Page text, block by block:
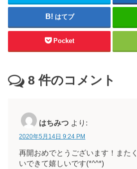
はてブ
Pocket
8 件のコメント
はちみつ より:
2020年5月14日 9:24 PM
再開おめでとうございます！また
いできて嬉しいです(*^^*)